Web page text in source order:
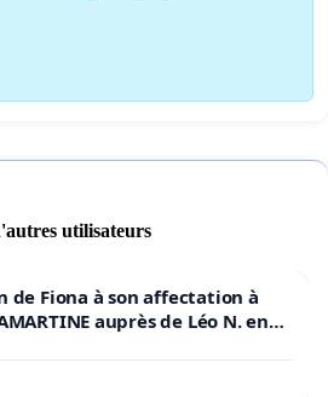
utilisateurs
de Fiona à son affectation à
auprès de Léo N. en